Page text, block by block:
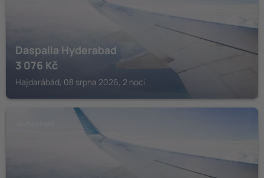
Daspalla Hyderabad
3 076 Kč
Hajdarábád, 08 srpna 2026, 2 noci